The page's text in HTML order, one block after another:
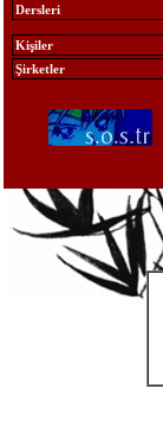
Dersleri
Kişiler
Şirketler